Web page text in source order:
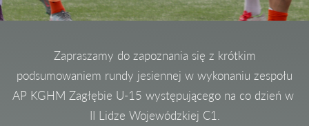
Zapraszamy do zapoznania się z krótkim
podsumowaniem rundy jesiennej w wykonaniu zespołu
AP KGHM Zagłębie U-15 występującego na co dzień w
II Lidze Wojewódzkiej C1.